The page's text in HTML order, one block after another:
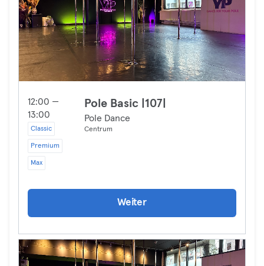
12:00 —
13:00
Classic
Premium
Max
Pole Basic |107|
Pole Dance
Centrum
Weiter